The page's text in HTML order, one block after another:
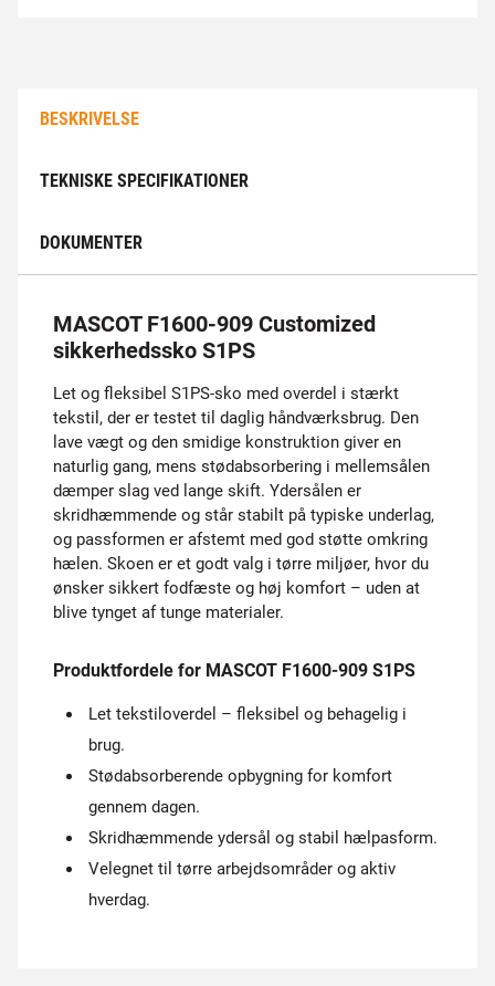
BESKRIVELSE
TEKNISKE SPECIFIKATIONER
DOKUMENTER
MASCOT F1600-909 Customized
sikkerhedssko S1PS
Let og fleksibel S1PS-sko med overdel i stærkt
tekstil, der er testet til daglig håndværksbrug. Den
lave vægt og den smidige konstruktion giver en
naturlig gang, mens stødabsorbering i mellemsålen
dæmper slag ved lange skift. Ydersålen er
skridhæmmende og står stabilt på typiske underlag,
og passformen er afstemt med god støtte omkring
hælen. Skoen er et godt valg i tørre miljøer, hvor du
ønsker sikkert fodfæste og høj komfort – uden at
blive tynget af tunge materialer.
Produktfordele for MASCOT F1600-909 S1PS
Let tekstiloverdel – fleksibel og behagelig i
brug.
Stødabsorberende opbygning for komfort
gennem dagen.
Skridhæmmende ydersål og stabil hælpasform.
Velegnet til tørre arbejdsområder og aktiv
hverdag.